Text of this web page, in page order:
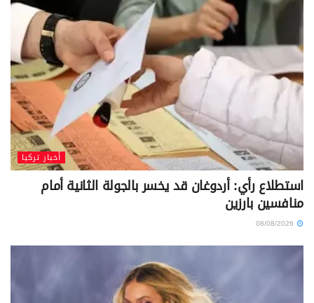
أخبار تركيا
استطلاع رأي: أردوغان قد يخسر بالجولة الثانية أمام
منافسين بارزين